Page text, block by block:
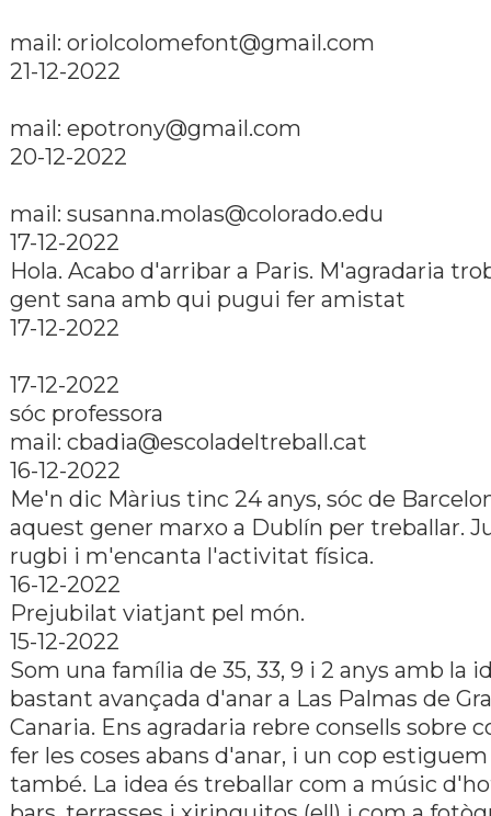
mail: oriolcolomefont@gmail.com
21-12-2022
mail: epotrony@gmail.com
20-12-2022
mail: susanna.molas@colorado.edu
17-12-2022
Hola. Acabo d'arribar a Paris. M'agradaria
gent sana amb qui pugui fer amistat
17-12-2022
17-12-2022
sóc professora
mail: cbadia@escoladeltreball.cat
16-12-2022
Me'n dic Màrius tinc 24 anys, sóc de
aquest gener marxo a Dublí­n per treballar.
rugbi i m'encanta l'activitat fí­sica.
16-12-2022
Prejubilat viatjant pel món.
15-12-2022
Som una famí­lia de 35, 33, 9 i 2 anys amb la
bastant avançada d'anar a Las Palmas de
Canaria. Ens agradaria rebre consells sobre
fer les coses abans d'anar, i un cop estiguem
també. La idea és treballar com a músic